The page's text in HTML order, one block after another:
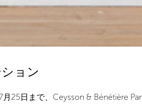
ョン
25日まで、Ceysson & Bénétière